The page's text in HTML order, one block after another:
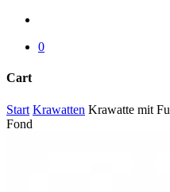
0
Cart
Close
Cart
Start Krawatten Krawatte mit
Fond